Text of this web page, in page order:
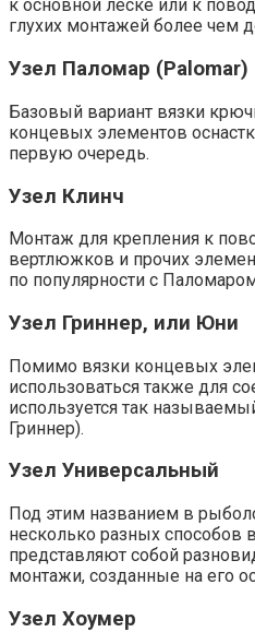
к основной леске или к
глухих монтажей более чем
Узел Паломар (Palomar)
Базовый вариант вязки
концевых элементов
первую очередь.
Узел Клинч
Монтаж для крепления к
вертлюжков и прочих
по популярности с
Узел Гриннер, или Юни
Помимо вязки концевых
использоваться также для
используется так
Гриннер).
Узел Универсальный
Под этим названием в
несколько разных способов
представляют собой
монтажи, созданные на его
Узел Хоумер